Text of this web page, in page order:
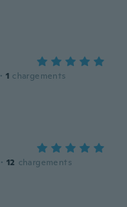
· 1 chargements
· 12 chargements